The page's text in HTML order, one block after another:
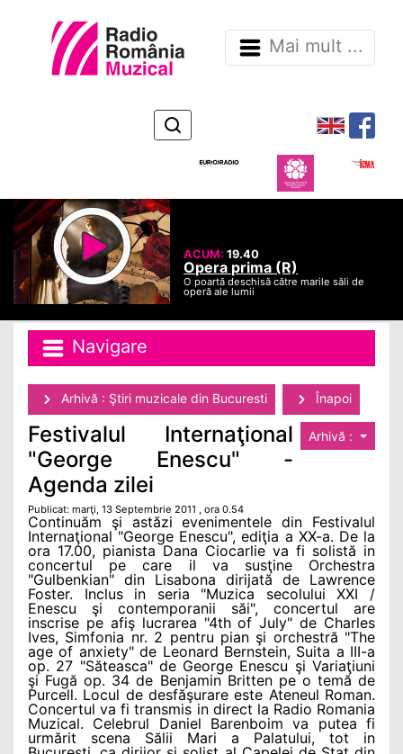
Mai mult ...
ACUM:19.40
Opera prima (R)
O poartă deschisă către marile săli de
operă ale lumii
Navigare
Arhivă : Ştiri muzicale din Bucuresti Înapoi
Arhivă :
Festivalul Internaţional
"George Enescu" -
Agenda zilei
Publicat: marţi, 13 Septembrie 2011 , ora 0.54
Continuăm şi astăzi evenimentele din Festivalul
Internaţional "George Enescu", ediţia a XX-a. De la
ora 17.00, pianista Dana Ciocarlie va fi solistă in
concertul pe care il va susţine Orchestra
"Gulbenkian" din Lisabona dirijată de Lawrence
Foster. Inclus in seria "Muzica secolului XXI /
Enescu şi contemporanii săi", concertul are
inscrise pe afiş lucrarea "4th of July" de Charles
Ives, Simfonia nr. 2 pentru pian şi orchestră "The
age of anxiety" de Leonard Bernstein, Suita a III-a
op. 27 "Săteasca" de George Enescu şi Variaţiuni
şi Fugă op. 34 de Benjamin Britten pe o temă de
Purcell. Locul de desfăşurare este Ateneul Roman.
Concertul va fi transmis in direct la Radio Romania
Muzical. Celebrul Daniel Barenboim va putea fi
urmărit scena Sălii Mari a Palatului, tot in